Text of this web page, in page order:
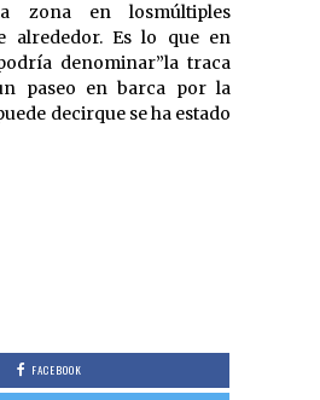
zona en losmúltiples
alrededor. Es lo que en
denominar”la traca
paseo en barca por la
decirque se ha estado
FACEBOOK